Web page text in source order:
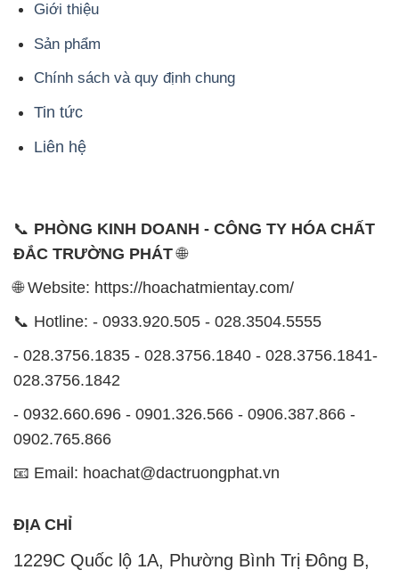
Giới thiệu
Sản phẩm
Chính sách và quy định chung
Tin tức
Liên hệ
📞 PHÒNG KINH DOANH - CÔNG TY HÓA CHẤT
ĐẮC TRƯỜNG PHÁT🌐
🌐 Website: https://hoachatmientay.com/
📞 Hotline: - 0933.920.505 - 028.3504.5555
- 028.3756.1835 - 028.3756.1840 - 028.3756.1841-
028.3756.1842
- 0932.660.696 - 0901.326.566 - 0906.387.866 -
0902.765.866
📧 Email: hoachat@dactruongphat.vn
ĐỊA CHỈ
1229C Quốc lộ 1A, Phường Bình Trị Đông B,